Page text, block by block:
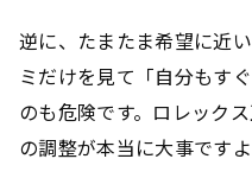
逆に、たまたま希望に近
ミだけを見て「自分もす
のも危険です。ロレック
の調整が本当に大事ですよ